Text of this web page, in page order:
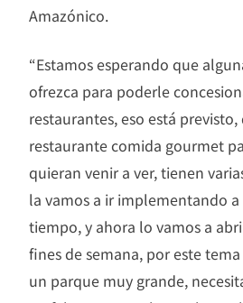
Amazónico.
“Estamos esperando que
ofrezca para poderle
restaurantes, eso está
restaurante comida gourmet
quieran venir a ver, tienen
la vamos a ir implementando
tiempo, y ahora lo vamos a
fines de semana, por este
un parque muy grande,